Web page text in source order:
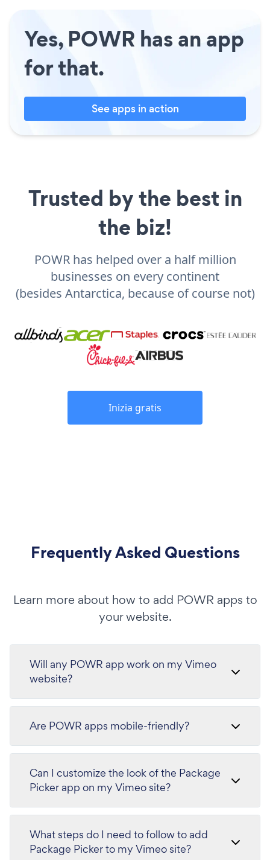
Yes, POWR has an app
for that.
See apps in action
Trusted by the best in
the biz!
POWR has helped over a half million
businesses on every continent
(besides Antarctica, because of course not)
Inizia gratis
Frequently Asked Questions
Learn more about how to add POWR apps to
your website.
Will any POWR app work on my Vimeo
website?
Are POWR apps mobile-friendly?
Can I customize the look of the Package
Picker app on my Vimeo site?
What steps do I need to follow to add
Package Picker to my Vimeo site?